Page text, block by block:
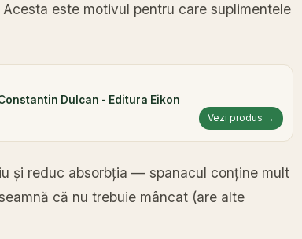
este motivul pentru care suplimentele
Dulcan - Editura Eikon
Vezi produs →
și reduc absorbția — spanacul conține mult
că nu trebuie mâncat (are alte